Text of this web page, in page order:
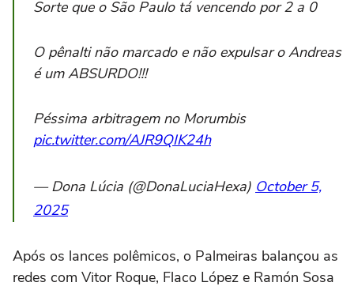
Sorte que o São Paulo tá vencendo por 2 a 0
O pênalti não marcado e não expulsar o Andreas
é um ABSURDO!!!
Péssima arbitragem no Morumbis
pic.twitter.com/AJR9QIK24h
— Dona Lúcia (@DonaLuciaHexa) October 5,
2025
Após os lances polêmicos, o Palmeiras balançou as
redes com Vitor Roque, Flaco López e Ramón Sosa